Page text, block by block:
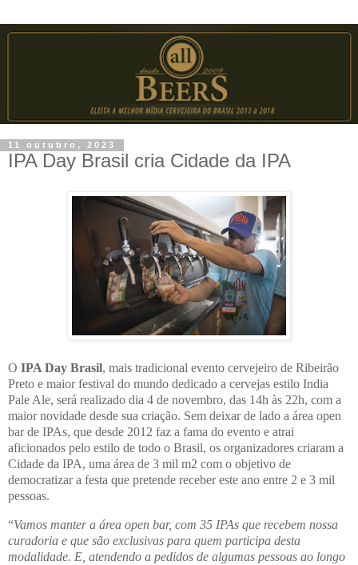
11 outubro, 2023
IPA Day Brasil cria Cidade da IPA
O IPA Day Brasil, mais tradicional evento cervejeiro de Ribeirão
Preto e maior festival do mundo dedicado a cervejas estilo India
Pale Ale, será realizado dia 4 de novembro, das 14h às 22h, com a
maior novidade desde sua criação. Sem deixar de lado a área open
bar de IPAs, que desde 2012 faz a fama do evento e atrai
aficionados pelo estilo de todo o Brasil, os organizadores criaram a
Cidade da IPA, uma área de 3 mil m2 com o objetivo de
democratizar a festa que pretende receber este ano entre 2 e 3 mil
pessoas.
“Vamos manter a área open bar, com 35 IPAs que recebem nossa
curadoria e que são exclusivas para quem participa desta
modalidade. E, atendendo a pedidos de algumas pessoas ao longo